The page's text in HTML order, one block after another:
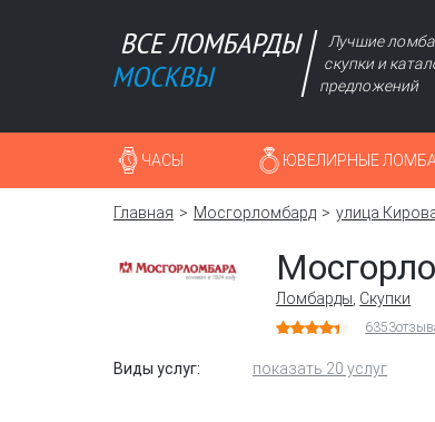
Лучшие
скупки и
предложений
ЧАСЫ ЮВЕЛИРНЫЕ
Главная Мосгорломбард улица
Ломбарды Скупки
6353
Виды услуг: показать 20 услуг